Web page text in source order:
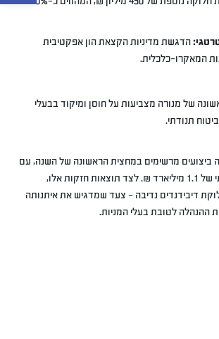
הדגשת מדיניות הקצאת הון אפקטיבית
המאקרו-כלכלית.
של מנורה מצביעות על חוסן ומיקוד בבעלי
תנודתי.
ביצועים מרשימים במחצית הראשונה של השנה, עם
רווח מאוחד משמעותי של 1.1 מיליארד ₪. לצד תוצאות חזקות אלו,
דיבידנדים נדיבה – צעד שמדגיש את איתנותה
ההנהלה לטובת בעלי המניות.